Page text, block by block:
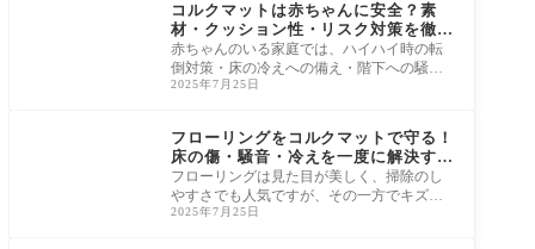
コルクマットは赤ちゃんに安全？素
材・クッション性・リスク対策を徹底
検証
赤ちゃんのいる家庭では、ハイハイ時の転
倒対策・床の冷えへの備え・階下への騒音
など、床環境に関する悩みが次々と出てき
2025年7月25日
フローリングをコルクマットで守る！
床の傷・騒音・冷えを一度に解決する
方法
フローリングは見た目が美しく、掃除のし
やすさでも人気ですが、その一方でキズや
騒音、底冷えといったトラブルとも隣り合
2025年7月25日